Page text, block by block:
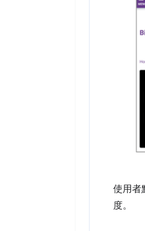
使用者
度。